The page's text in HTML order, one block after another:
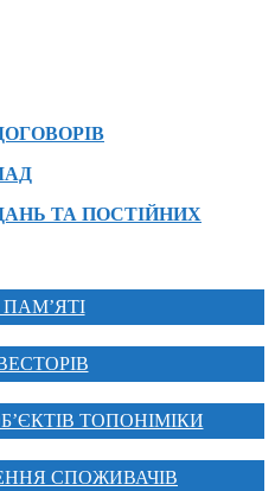
ТА ПОСТІЙНИХ
ТОПОНІМІКИ
СПОЖИВАЧІВ